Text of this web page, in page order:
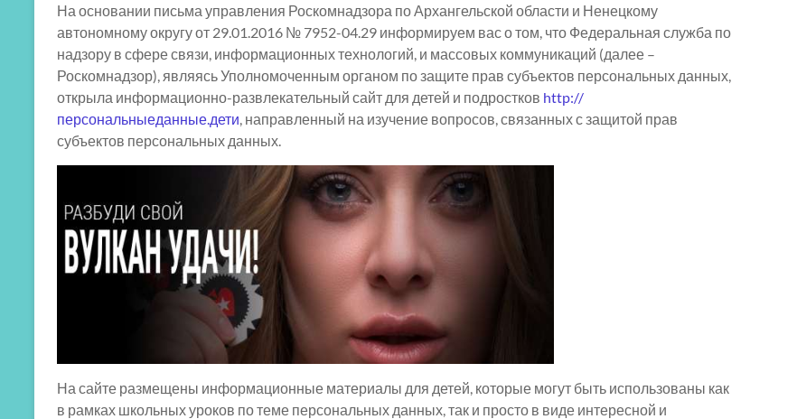
На основании письма управления Роскомнадзора по Архангельской области и Ненецкому
автономному округу от 29.01.2016 № 7952-04.29 информируем вас о том, что Федеральная служба по
надзору в сфере связи, информационных технологий, и массовых коммуникаций (далее –
Роскомнадзор), являясь Уполномоченным органом по защите прав субъектов персональных данных,
открыла информационно-развлекательный сайт для детей и подростков http://
персональныеданные.дети , направленный на изучение вопросов, связанных с защитой прав
субъектов персональных данных.
На сайте размещены информационные материалы для детей, которые могут быть использованы как
в рамках школьных уроков по теме персональных данных, так и просто в виде интересной и